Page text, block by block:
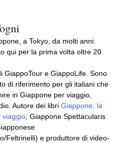
a Tokyo, da molti anni.
qui per la prima volta oltre 20
GiappoTour e GiappoLife. Sono
di riferimento per gli italiani che
in Giappone per viaggio,
Autore dei libri Giappone, la
viaggio , Giappone Spettacularis
Feltrinelli) e produttore di video-